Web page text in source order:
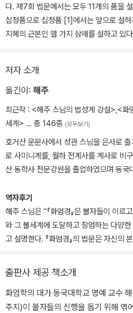
다. 제7회 법문에서는 모두 11개의 품을
십정품으로 십정품 [1]에서는 앞으로 설
지혜의 근본인 열 가지 삼매를 설하고 있
광명전에서 설해진다.
저자 소개
옮긴이: 해주
최근작 : <해주 스님의 법성게 강설>,<화
세계> … 총 146종 (모두보기)
호거산 운문사에서 성관 스님을 은사로
로 사미니계를, 월하 전계사를 계사로 비
산 동학사 전문강원을 졸업하였으며 동국
전강하였고, 동국대학교 불교대학 교수와
학림학림장, 중앙승가대학교 법인이사를
주지로 주석하며 동국대학교 명예교수로
사상사연구』, 『화엄의 세계』, 『정선 원효
역자후기
해주 스님은 “『화엄경』은 불자들이 이르
와 그 불세계에 도달하고 장엄하는 다양
고 설명한다. 『화엄경』의 법문은 자신의
[安住世間成正覺] 가르침이라고 한다.
혜인 마음이 만든 것[一切唯心造]이고,
심(菩提心)의 공덕행에 의한 해탈장엄으
수 있다고 한다.
출판사 제공 책소개
화엄학의 대가 동국대학교 명예 교수
주지)이 불자들의 신행을 돕기 위해 엮